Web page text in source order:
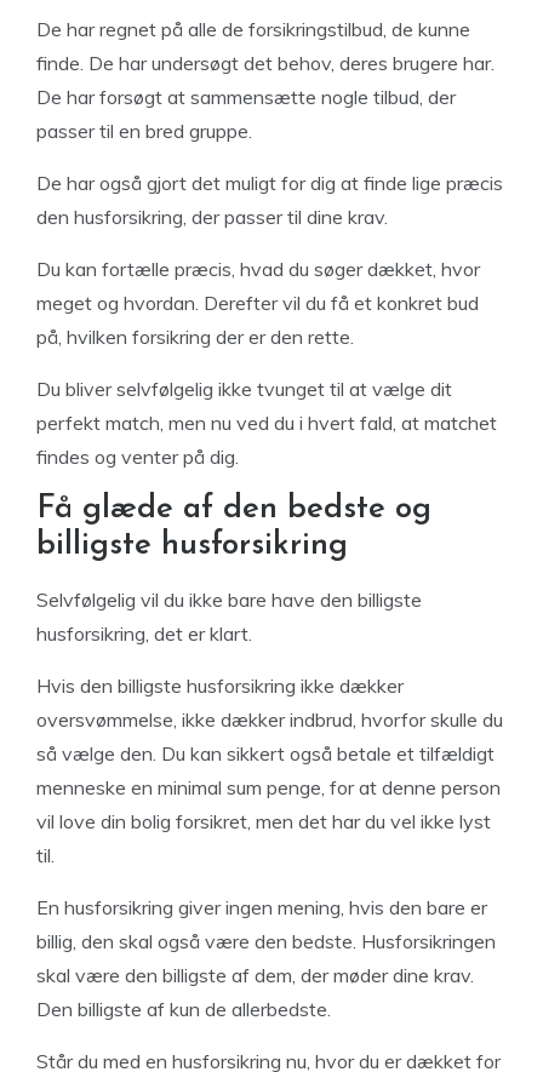
De har regnet på alle de forsikringstilbud, de kunne
finde. De har undersøgt det behov, deres brugere har.
De har forsøgt at sammensætte nogle tilbud, der
passer til en bred gruppe.
De har også gjort det muligt for dig at finde lige præcis
den husforsikring, der passer til dine krav.
Du kan fortælle præcis, hvad du søger dækket, hvor
meget og hvordan. Derefter vil du få et konkret bud
på, hvilken forsikring der er den rette.
Du bliver selvfølgelig ikke tvunget til at vælge dit
perfekt match, men nu ved du i hvert fald, at matchet
findes og venter på dig.
Få glæde af den bedste og
billigste husforsikring
Selvfølgelig vil du ikke bare have den billigste
husforsikring, det er klart.
Hvis den billigste husforsikring ikke dækker
oversvømmelse, ikke dækker indbrud, hvorfor skulle du
så vælge den. Du kan sikkert også betale et tilfældigt
menneske en minimal sum penge, for at denne person
vil love din bolig forsikret, men det har du vel ikke lyst
til.
En husforsikring giver ingen mening, hvis den bare er
billig, den skal også være den bedste. Husforsikringen
skal være den billigste af dem, der møder dine krav.
Den billigste af kun de allerbedste.
Står du med en husforsikring nu, hvor du er dækket for